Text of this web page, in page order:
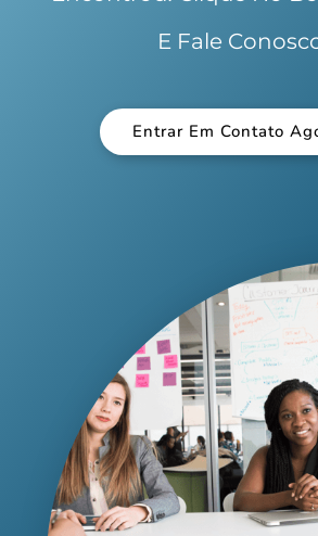
E Fale
Entrar Em Contato